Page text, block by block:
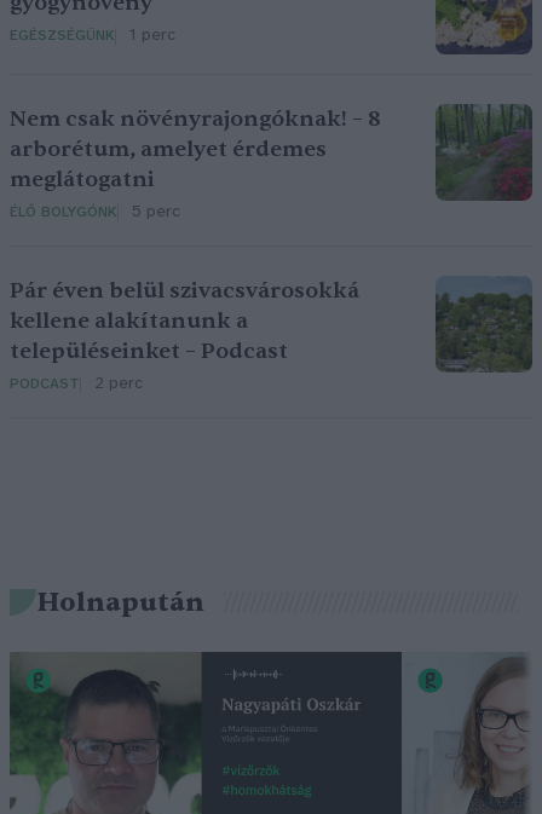
EGÉSZSÉGÜNK 1 perc
Nem csak növényrajongóknak! – 8
arborétum, amelyet érdemes
meglátogatni
ÉLŐ BOLYGÓNK 5 perc
Pár éven belül szivacsvárosokká
kellene alakítanunk a
településeinket – Podcast
PODCAST 2 perc
Holnapután